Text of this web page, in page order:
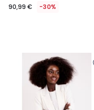
90,99 € -30%